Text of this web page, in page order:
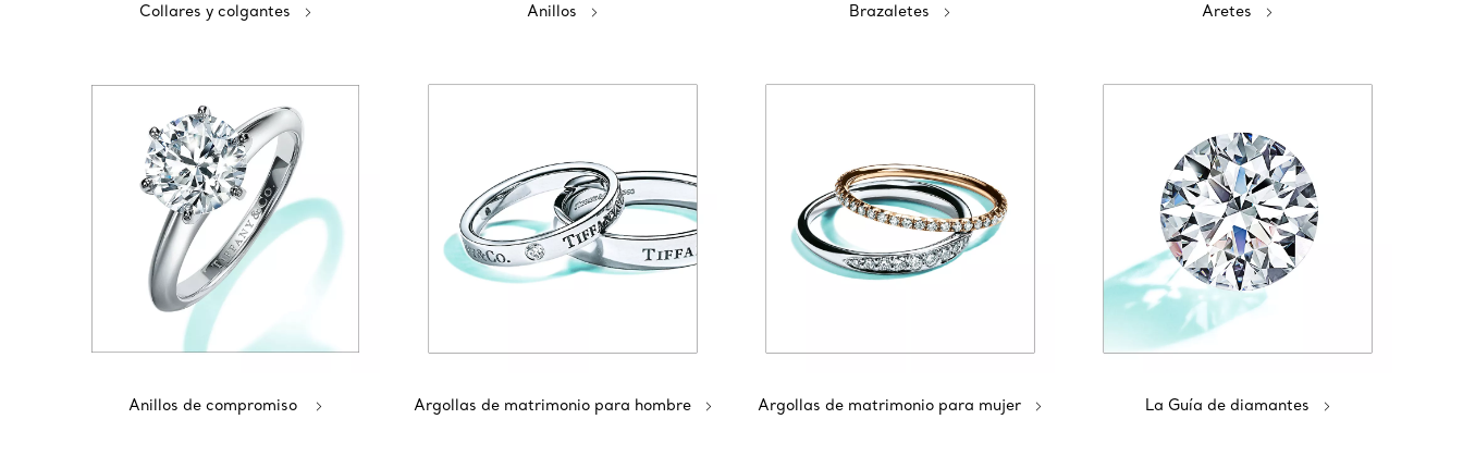
Collares y colgantes Anillos Brazaletes Aretes
Anillos de compromiso Argollas de matrimonio para hombre Argollas de matrimonio para mujer La Guía de diamantes